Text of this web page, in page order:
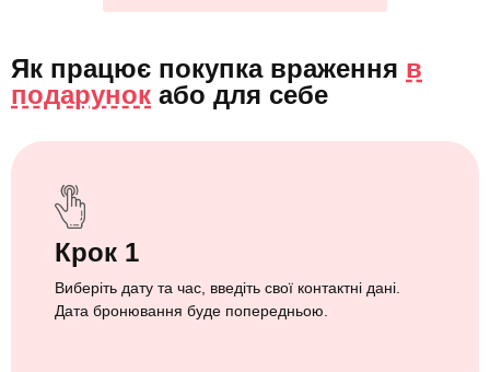
Як працює покупка враження в
подарунок або для себе
Крок 1
Виберіть дату та час, введіть свої контактні дані.
Дата бронювання буде попередньою.